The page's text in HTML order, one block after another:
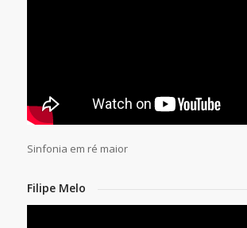
Sinfonia em ré maior
Filipe Melo